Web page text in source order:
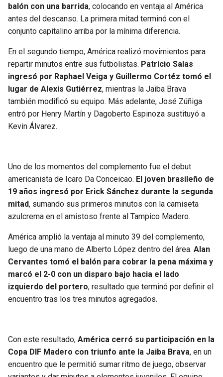
balón con una barrida, colocando en ventaja al América
antes del descanso. La primera mitad terminó con el
conjunto capitalino arriba por la mínima diferencia.
En el segundo tiempo, América realizó movimientos para
repartir minutos entre sus futbolistas. Patricio Salas
ingresó por Raphael Veiga y Guillermo Cortéz tomó el
lugar de Alexis Gutiérrez, mientras la Jaiba Brava
también modificó su equipo. Más adelante, José Zúñiga
entró por Henry Martín y Dagoberto Espinoza sustituyó a
Kevin Álvarez.
Uno de los momentos del complemento fue el debut
americanista de Icaro Da Conceicao. El joven brasileño de
19 años ingresó por Erick Sánchez durante la segunda
mitad, sumando sus primeros minutos con la camiseta
azulcrema en el amistoso frente al Tampico Madero.
América amplió la ventaja al minuto 39 del complemento,
luego de una mano de Alberto López dentro del área. Alan
Cervantes tomó el balón para cobrar la pena máxima y
marcó el 2-0 con un disparo bajo hacia el lado
izquierdo del portero, resultado que terminó por definir el
encuentro tras los tres minutos agregados.
Con este resultado, América cerró su participación en la
Copa DIF Madero con triunfo ante la Jaiba Brava, en un
encuentro que le permitió sumar ritmo de juego, observar